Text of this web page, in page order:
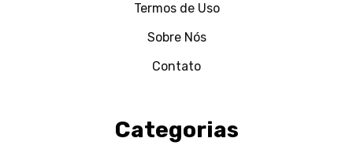
Termos de Uso
Sobre Nós
Contato
Categorias